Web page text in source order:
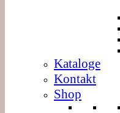
Kataloge
Kontakt
Shop